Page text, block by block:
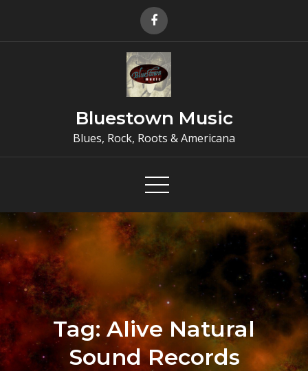
Bluestown Music
Blues, Rock, Roots & Americana
Tag: Alive Natural
Sound Records